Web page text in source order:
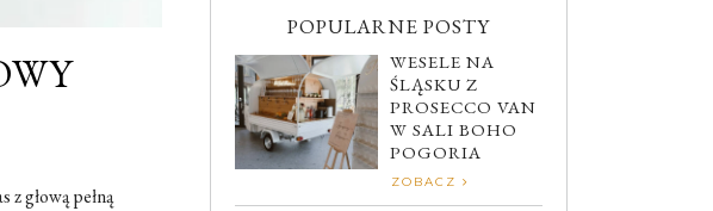
głową pełną
POPULARNE POSTY
WESELE NA
ŚLĄSKU Z
PROSECCO VAN
W SALI BOHO
POGORIA
ZOBACZ